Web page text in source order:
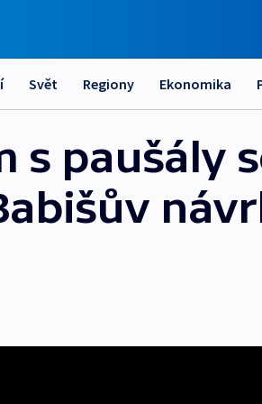
Svět Regiony Ekonomika
s paušály